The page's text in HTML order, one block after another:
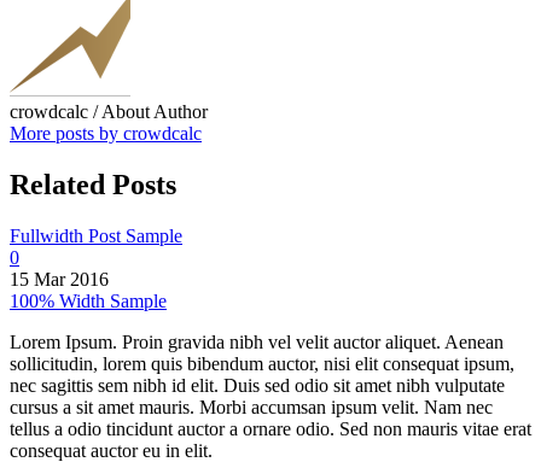
crowdcalc / About Author
More posts by crowdcalc
Related Posts
Fullwidth Post Sample
0
15 Mar 2016
100% Width Sample
Lorem Ipsum. Proin gravida nibh vel velit auctor aliquet. Aenean
sollicitudin, lorem quis bibendum auctor, nisi elit consequat ipsum,
nec sagittis sem nibh id elit. Duis sed odio sit amet nibh vulputate
cursus a sit amet mauris. Morbi accumsan ipsum velit. Nam nec
tellus a odio tincidunt auctor a ornare odio. Sed non mauris vitae erat
consequat auctor eu in elit.